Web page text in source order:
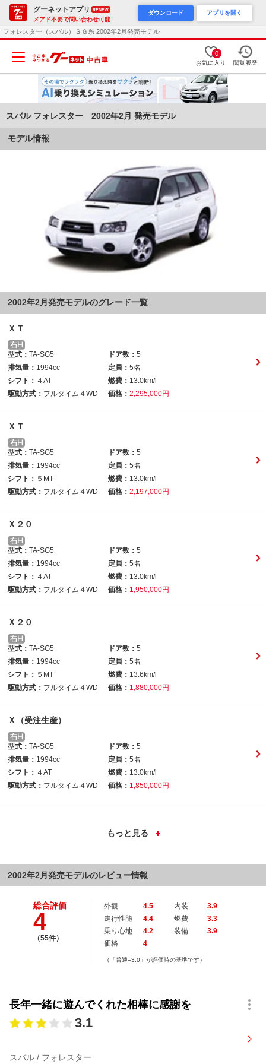
グーネットアプリ RENEW
メアド不要で問い合わせ可能
ダウンロード アプリを開く
フォレスター（スバル）ＳＧ系 2002年2月発売モデル
0
お気に入り 閲覧履歴
スバル フォレスター 2002年2月 発売モデル
モデル情報
2002年2月発売モデルのグレード一覧
ＸＴ
型式： TA-SG5 ドア数： 5
排気量： 1994cc 定員： 5名
シフト： ４AT 燃費： 13.0km/l
駆動方式： フルタイム４WD 価格： 2,295,000円
ＸＴ
型式： TA-SG5 ドア数： 5
排気量： 1994cc 定員： 5名
シフト： ５MT 燃費： 13.0km/l
駆動方式： フルタイム４WD 価格： 2,197,000円
Ｘ２０
型式： TA-SG5 ドア数： 5
排気量： 1994cc 定員： 5名
シフト： ４AT 燃費： 13.0km/l
駆動方式： フルタイム４WD 価格： 1,950,000円
Ｘ２０
型式： TA-SG5 ドア数： 5
排気量： 1994cc 定員： 5名
シフト： ５MT 燃費： 13.6km/l
駆動方式： フルタイム４WD 価格： 1,880,000円
Ｘ（受注生産）
型式： TA-SG5 ドア数： 5
排気量： 1994cc 定員： 5名
シフト： ４AT 燃費： 13.0km/l
駆動方式： フルタイム４WD 価格： 1,850,000円
シフト：５MT 燃費：
13.6km/l
2002年2月発売モデルのレビュー情報
総合評価
4
（55件）
外観 4.5 内装
3.9
走行性能
4.4 燃費
3.3
乗り心地
4.2 装備
3.9
価格
4
（「普通=3.0」が評価時の基準です）
長年一緒に遊んでくれた相棒に感謝を
3.1
スバル / フォレスター